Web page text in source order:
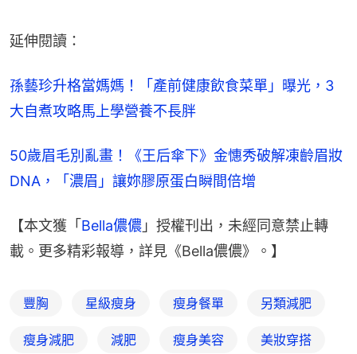
延伸閱讀：
孫藝珍升格當媽媽！「產前健康飲食菜單」曝光，3
大自煮攻略馬上學營養不長胖
50歲眉毛別亂畫！《王后傘下》金憓秀破解凍齡眉妝
DNA，「濃眉」讓妳膠原蛋白瞬間倍增
【本文獲「Bella儂儂 」授權刊出，未經同意禁止轉
載。更多精彩報導，詳見《Bella儂儂》。】
豐胸 星級瘦身 瘦身餐單 另類減肥
瘦身減肥 減肥 瘦身美容 美妝穿搭